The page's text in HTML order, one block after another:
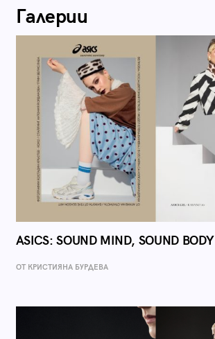
Галерии
ASICS: SOUND MIND, SOUND BODY
ОТ КРИСТИЯНА БУРДЕВА